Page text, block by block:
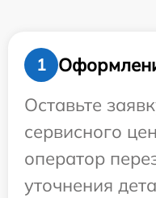
1
Оставьте
сервисного
оператор
уточнения